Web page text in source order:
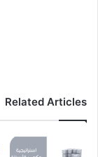
Related Articles